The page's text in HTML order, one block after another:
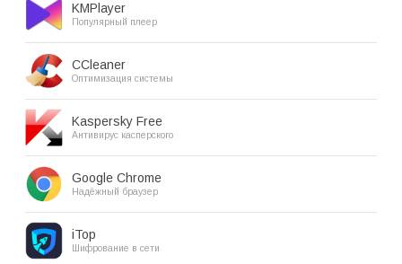
KMPlayer
Популярный плеер
CCleaner
Оптимизация системы
Kaspersky Free
Антивирус касперского
Google Chrome
Надёжный браузер
iTop
Шифрование в сети